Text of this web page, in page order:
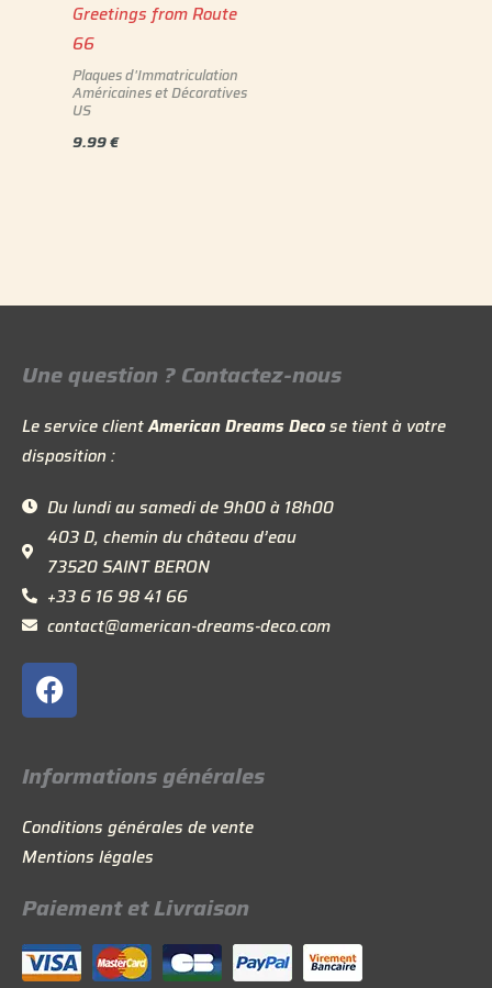
Greetings from Route
66
Plaques d'Immatriculation
Américaines et Décoratives
US
9.99€
Une question ? Contactez-nous
Le service clientAmerican Dreams Decose tient à votre
disposition :
Du lundi au samedi de 9h00 à 18h00
403 D, chemin du château d’eau
73520 SAINT BERON
+33 6 16 98 41 66
contact@american-dreams-deco.com
F
a
c
e
b
o
o
k
Informations générales
Conditions générales de vente
Mentions légales
Paiement et Livraison